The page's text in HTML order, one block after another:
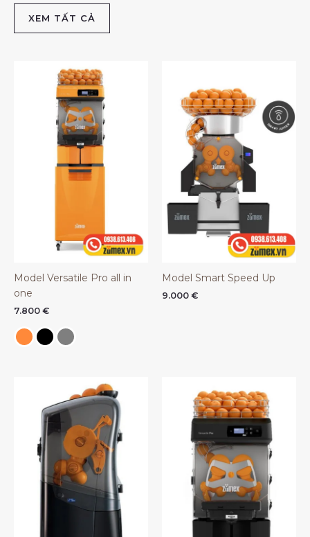
XEM TẤT CẢ
Model Versatile Pro all in
one
7.800 €
Model Smart Speed Up
9.000 €